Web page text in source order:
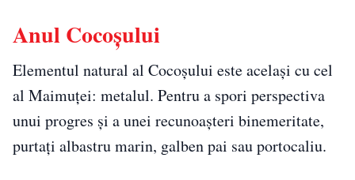
Anul Cocoșului
Elementul natural al Cocoșului este același cu cel
al Maimuței: metalul. Pentru a spori perspectiva
unui progres și a unei recunoașteri binemeritate,
purtați albastru marin, galben pai sau portocaliu.